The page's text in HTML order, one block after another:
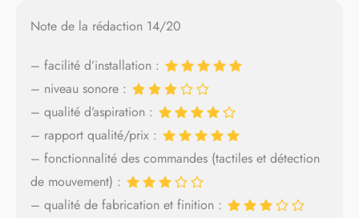
Note de la rédaction 14/20
– facilité d’installation :
– niveau sonore :
– qualité d’aspiration :
– rapport qualité/prix :
– fonctionnalité des commandes (tactiles et détection
de mouvement) :
– qualité de fabrication et finition :